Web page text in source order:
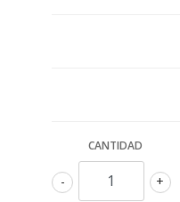
CANTIDAD
+
-